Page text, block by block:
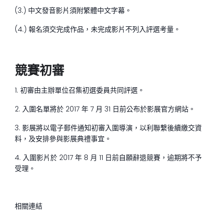
(3.) 中文發音影片須附繁體中文字幕。
(4.) 報名須交完成作品，未完成影片不列入評選考量。
競賽初審
1. 初審由主辦單位召集初選委員共同評選。
2. 入圍名單將於 2017 年 7 月 31 日前公布於影展官方網站。
3. 影展將以電子郵件通知初審入圍導演，以利聯繫後續繳交資
料，及安排參與影展典禮事宜。
4. 入圍影片於 2017 年 8 月 11 日前自願辭退競賽，逾期將不予
受理。
相關連結